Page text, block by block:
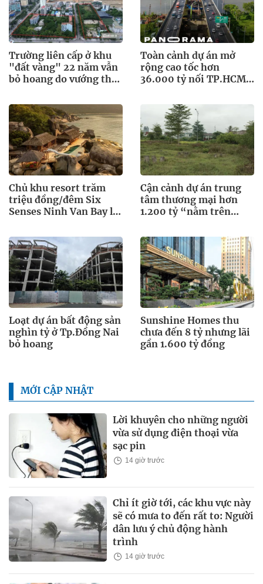
Trường liên cấp ở khu
"đất vàng" 22 năm vẫn
bỏ hoang do vướng thủ
Toàn cảnh dự án mở
rộng cao tốc hơn
36.000 tỷ nối TP.HCM
Chủ khu resort trăm
triệu đồng/đêm Six
Senses Ninh Van Bay lãi
Cận cảnh dự án trung
tâm thương mại hơn
1.200 tỷ “nằm trên
Loạt dự án bất động sản
nghìn tỷ ở Tp.Đồng Nai
bỏ hoang
Sunshine Homes thu
chưa đến 8 tỷ nhưng lãi
gần 1.600 tỷ đồng
MỚI CẬP NHẬT
Lời khuyên cho những người
vừa sử dụng điện thoại vừa
sạc pin
14 giờ trước
Chỉ ít giờ tới, các khu vực này
sẽ có mưa to đến rất to: Người
dân lưu ý chủ động hành
trình
14 giờ trước